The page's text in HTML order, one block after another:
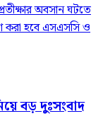
অবসান ঘটতে
করা হবে এসএসসি ও
বড় দুঃসংবাদ